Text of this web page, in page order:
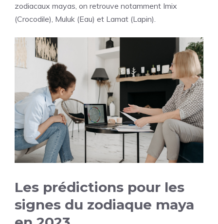
zodiacaux mayas, on retrouve notamment Imix
(Crocodile), Muluk (Eau) et Lamat (Lapin).
Les prédictions pour les
signes du zodiaque maya